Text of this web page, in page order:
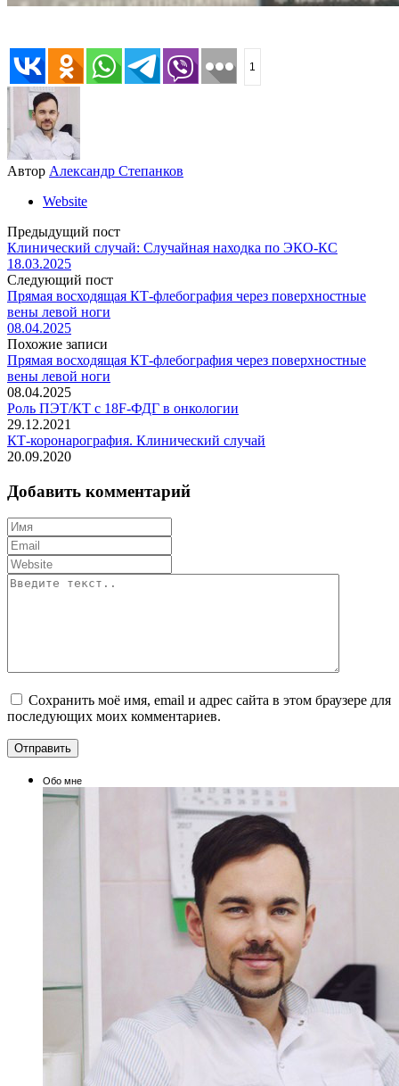
1
Автор Александр Степанков
Website
Предыдущий пост
Клинический случай: Случайная находка по ЭКО-КС
18.03.2025
Следующий пост
Прямая восходящая КТ-флебография через поверхностные
вены левой ноги
08.04.2025
Похожие записи
Прямая восходящая КТ-флебография через поверхностные
вены левой ноги
08.04.2025
Роль ПЭТ/КТ с 18F-ФДГ в онкологии
29.12.2021
КТ-коронарография. Клинический случай
20.09.2020
Добавить комментарий
Сохранить моё имя, email и адрес сайта в этом браузере для
последующих моих комментариев.
Обо мне